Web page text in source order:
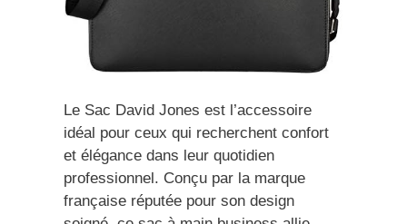
Le Sac David Jones est l’accessoire
idéal pour ceux qui recherchent confort
et élégance dans leur quotidien
professionnel. Conçu par la marque
française réputée pour son design